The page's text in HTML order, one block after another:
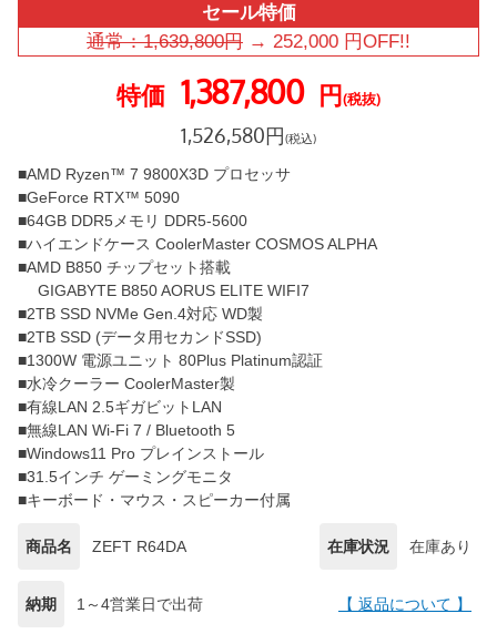
セール特価
通常：1,639,800円 → 252,000 円OFF!!
特価 1,387,800 円(税抜)
1,526,580円(税込)
■AMD Ryzen™ 7 9800X3D プロセッサ
■GeForce RTX™ 5090
■64GB DDR5メモリ DDR5-5600
■ハイエンドケース CoolerMaster COSMOS ALPHA
■AMD B850 チップセット搭載
GIGABYTE B850 AORUS ELITE WIFI7
■2TB SSD NVMe Gen.4対応 WD製
■2TB SSD (データ用セカンドSSD)
■1300W 電源ユニット 80Plus Platinum認証
■水冷クーラー CoolerMaster製
■有線LAN 2.5ギガビットLAN
■無線LAN Wi-Fi 7 / Bluetooth 5
■Windows11 Pro プレインストール
■31.5インチ ゲーミングモニタ
■キーボード・マウス・スピーカー付属
商品名 ZEFT R64DA 在庫状況 在庫あり
納期 1～4営業日で出荷 【 返品について 】